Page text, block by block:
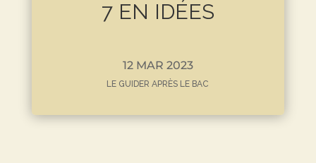
7 EN IDÉES
12 MAR 2023
LE GUIDER APRÈS LE BAC